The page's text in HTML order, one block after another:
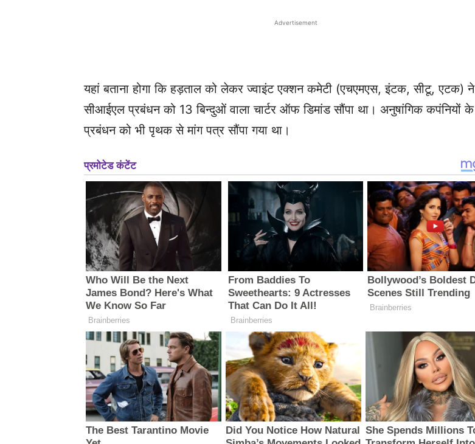
Advertisement
यहां बताना होगा कि हड़ताल को लेकर ज्वाइंट एक्शन कमेटी (एचएमएस, इंटक, सीटू, एटक) ने
सीआईएल प्रबंधन को 13 बिन्दुओं वाला चार्टर ऑफ डिमांड सौंपा था। अनुषांगिक कपंनियों के
प्रबंधन को भी पृथक से मांग पत्र सौंपा गया था।